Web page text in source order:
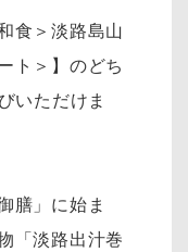
食＞淡路島山
ト＞】のどち
いただけま
膳」に始ま
「淡路出汁巻